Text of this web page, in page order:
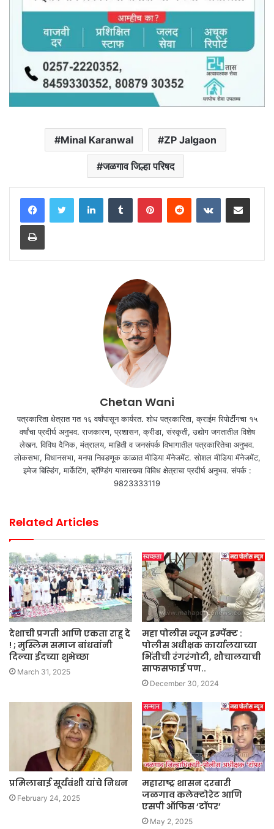
Minal Karanwal ZP Jalgaon
जळगाव जिल्हा परिषद
LinkedInTumblr PinterestReddit VKontakteShare via Email
Print
Chetan Wani
पत्रकारिता क्षेत्रात गत १६ वर्षांपासून कार्यरत. शोध पत्रकारिता, क्राईम रिपोर्टींगचा १५
वर्षांचा प्रदीर्घ अनुभव. राजकारण, प्रशासन, क्रीडा, संस्कृती, उद्योग जगतातील विशेष
लेखन. विविध दैनिक, मंत्रालय, माहिती व जनसंपर्क विभागातील पत्रकारितेचा अनुभव.
लोकसभा, विधानसभा, मनपा निवडणूक काळात मीडिया मॅनेजमेंट. सोशल मीडिया मॅनेजमेंट,
इमेज बिल्डिंग, मार्केटिंग, ब्रॅण्डिंग यासारख्या विविध क्षेत्राचा प्रदीर्घ अनुभव. संपर्क :
9823333119
Related Articles
देशाची प्रगती आणि एकता राहू दे
! ; मुस्लिम समाज बांधवांनी
दिल्या ईदच्या शुभेच्छा
March 31, 2025
महा पोलीस न्यूज इम्पॅक्ट :
पोलीस अधीक्षक कार्यालयाच्या
भिंतीची रंगरंगोटी, शौचालयाची
साफसफाई पण..
December 30, 2024
प्रमिलाबाई सूर्यवंशी यांचे निधन
February 24, 2025
महाराष्ट्र शासन दरबारी
जळगाव कलेक्टोरेट आणि
एसपी ऑफिस ‘टॉपर’
May 2, 2025